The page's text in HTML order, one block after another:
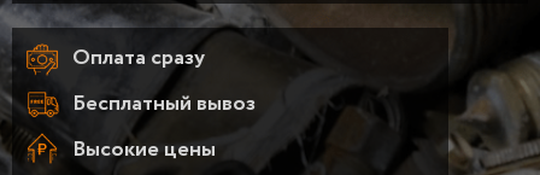
Оплата сразу
Бесплатный вывоз
Высокие цены